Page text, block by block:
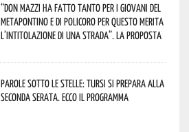
“Don Mazzi ha fatto tanto per i giovani del
Metapontino e di Policoro per questo merita
l’intitolazione di una strada”. La proposta
Parole sotto le stelle: Tursi si prepara alla
seconda serata. Ecco il programma